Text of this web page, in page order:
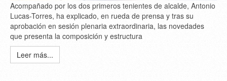
Acompañado por los dos primeros tenientes de alcalde, Antonio
Lucas-Torres, ha explicado, en rueda de prensa y tras su
aprobación en sesión plenaria extraordinaria, las novedades
que presenta la composición y estructura
Leer más...